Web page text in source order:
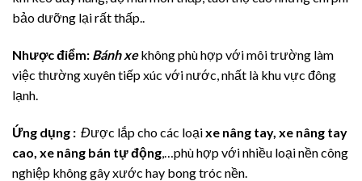
bảo dưỡng lại rất thấp..
Nhược điểm: Bánh xe không phù hợp với môi trường làm
việc thường xuyên tiếp xúc với nước, nhất là khu vực đông
lạnh.
Ứng dụng : Được lắp cho các loạixe nâng tay, xe nâng tay
cao, xe nâng bán tự động ,…phù hợp với nhiều loại nền công
nghiệp không gây xước hay bong tróc nền.